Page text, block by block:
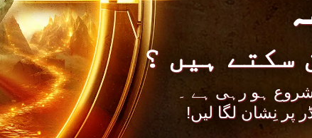
سکتے ہیں ؟
20 ستمبر 2024 سے شروع ہو رہی ہے ۔
پر نِشان لگا لیں!